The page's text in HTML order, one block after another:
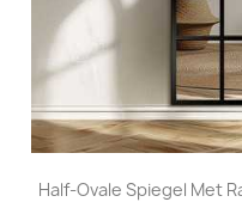
Half-Ovale Spiegel Met